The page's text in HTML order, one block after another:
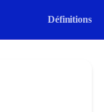
Définitions